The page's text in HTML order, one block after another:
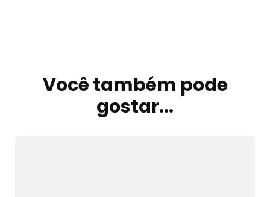
NavegaçãoVocê também pode
gostar...